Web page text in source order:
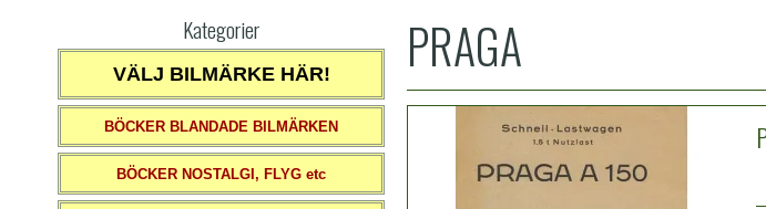
Kategorier
VÄLJ BILMÄRKE HÄR!
BÖCKER BLANDADE BILMÄRKEN
BÖCKER NOSTALGI, FLYG etc
PRAGA